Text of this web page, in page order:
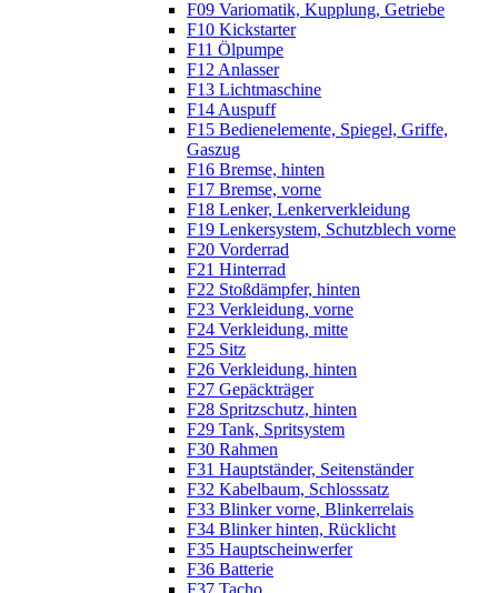
F09 Variomatik, Kupplung, Getriebe
F10 Kickstarter
F11 Ölpumpe
F12 Anlasser
F13 Lichtmaschine
F14 Auspuff
F15 Bedienelemente, Spiegel, Griffe,
Gaszug
F16 Bremse, hinten
F17 Bremse, vorne
F18 Lenker, Lenkerverkleidung
F19 Lenkersystem, Schutzblech vorne
F20 Vorderrad
F21 Hinterrad
F22 Stoßdämpfer, hinten
F23 Verkleidung, vorne
F24 Verkleidung, mitte
F25 Sitz
F26 Verkleidung, hinten
F27 Gepäckträger
F28 Spritzschutz, hinten
F29 Tank, Spritsystem
F30 Rahmen
F31 Hauptständer, Seitenständer
F32 Kabelbaum, Schlosssatz
F33 Blinker vorne, Blinkerrelais
F34 Blinker hinten, Rücklicht
F35 Hauptscheinwerfer
F36 Batterie
F37 Tacho